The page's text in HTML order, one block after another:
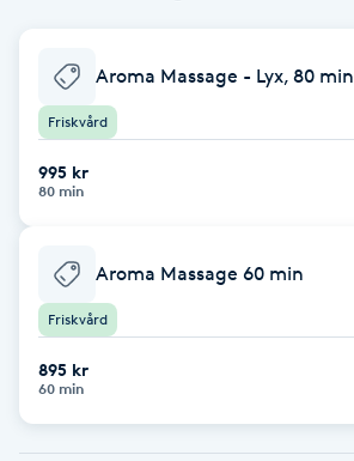
Balayage
Bambumassage
Barnklippning
BIAB
Aroma Massage - Lyx, 80 min
Friskvård
995 kr
80 min
Aroma Massage 60 min
Friskvård
895 kr
60 min